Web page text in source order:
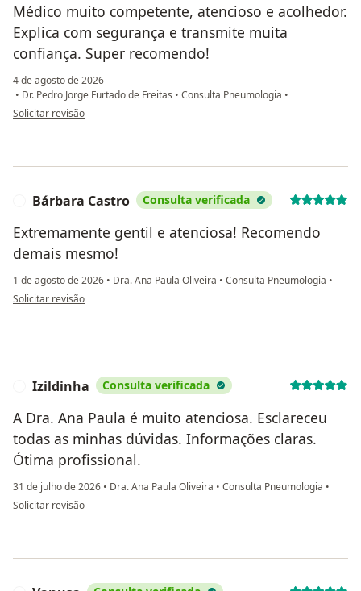
Médico muito competente, atencioso e acolhedor.
Explica com segurança e transmite muita
confiança. Super recomendo!
4 de agosto de 2026
• Dr. Pedro Jorge Furtado de Freitas • Consulta Pneumologia •
na opinião do utilizador KB
Solicitar revisão
Bárbara Castro Consulta verificada
Extremamente gentil e atenciosa! Recomendo
demais mesmo!
1 de agosto de 2026 • Dra. Ana Paula Oliveira • Consulta Pneumologia •
na opinião do utilizador Bárbara Castro
Solicitar revisão
Izildinha Consulta verificada
A Dra. Ana Paula é muito atenciosa. Esclareceu
todas as minhas dúvidas. Informações claras.
Ótima profissional.
31 de julho de 2026 • Dra. Ana Paula Oliveira • Consulta Pneumologia •
na opinião do utilizador Izildinha
Solicitar revisão